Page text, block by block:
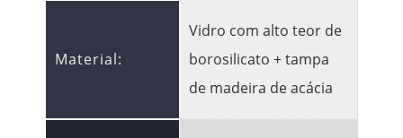
Material:
Vidro com alto teor de
borosilicato + tampa
de madeira de acácia